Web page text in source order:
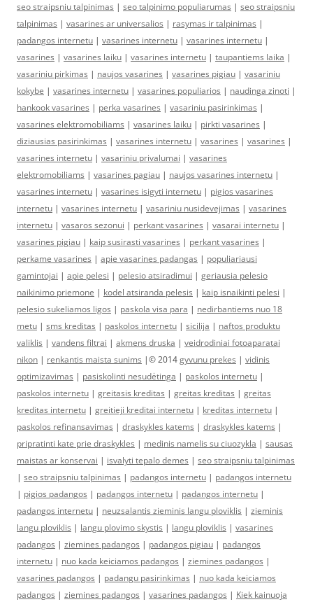
seo straipsniu talpinimas | seo talpinimo populiarumas | seo straipsniu
talpinimas | vasarines ar universalios | rasymas ir talpinimas |
padangos internetu | vasarines internetu | vasarines internetu |
vasarines | vasarines laiku | vasarines internetu | taupantiems laika |
vasariniu pirkimas | naujos vasarines | vasarines pigiau | vasariniu
kokybe | vasarines internetu | vasarines populiarios | naudinga zinoti |
hankook vasarines | perka vasarines | vasariniu pasirinkimas |
vasarines elektromobiliams | vasarines laiku | pirkti vasarines |
diziausias pasirinkimas | vasarines internetu | vasarines | vasarines |
vasarines internetu | vasariniu privalumai | vasarines
elektromobiliams | vasarines pagiau | naujos vasarines internetu |
vasarines internetu | vasarines isigyti internetu | pigios vasarines
internetu | vasarines internetu | vasariniu nusidevejimas | vasarines
internetu | vasaros sezonui | perkant vasarines | vasarai internetu |
vasarines pigiau | kaip susirasti vasarines | perkant vasarines |
perkame vasarines | apie vasarines padangas | populiariausi
gamintojai | apie pelesi | pelesio atsiradimui | geriausia pelesio
naikinimo priemone | kodel atsiranda pelesis | kaip isnaikinti pelesi |
pelesio sukeliamos ligos | paskola visa para | nedirbantiems nuo 18
metu | sms kreditas | paskolos internetu | sicilija | naftos produktu
valiklis | vandens filtrai | akmens druska | veidrodiniai fotoaparatai
nikon | renkantis maista sunims |© 2014gyvunu prekes | vidinis
optimizavimas | pasiskolinti nesudėtinga | paskolos internetu |
paskolos internetu | greitasis kreditas | greitas kreditas | greitas
kreditas internetu | greitieji kreditai internetu | kreditas internetu |
paskolos refinansavimas | draskykles katems | draskykles katems |
pripratinti kate prie draskykles | medinis namelis su ciuozykla | sausas
maistas ar konservai | isvalyti tepalo demes | seo straipsniu talpinimas
| seo straipsniu talpinimas | padangos internetu | padangos internetu
| pigios padangos | padangos internetu | padangos internetu |
padangos internetu | neuzsalantis zieminis langu ploviklis | zieminis
langu ploviklis | langu plovimo skystis | langu ploviklis | vasarines
padangos | ziemines padangos | padangos pigiau | padangos
internetu | nuo kada keiciamos padangos | ziemines padangos |
vasarines padangos | padangu pasirinkimas | nuo kada keiciamos
padangos | ziemines padangos | vasarines padangos | Kiek kainuoja